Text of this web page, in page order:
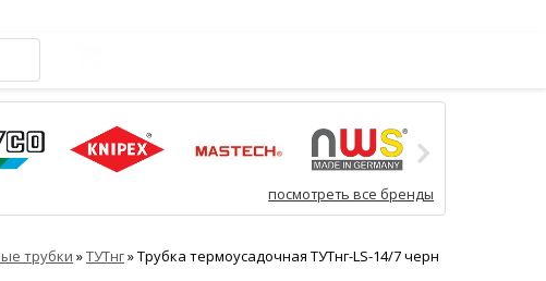
посмотреть все бренды
трубки »ТУТнг»Трубка термоусадочная ТУТнг-LS-14/7 черн